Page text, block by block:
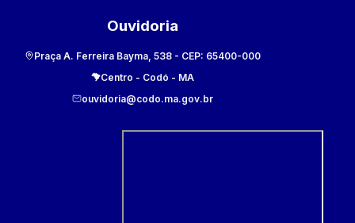
Ouvidoria
Praça A. Ferreira Bayma, 538 - CEP: 65400-000
Centro - Codó - MA
ouvidoria@codo.ma.gov.br